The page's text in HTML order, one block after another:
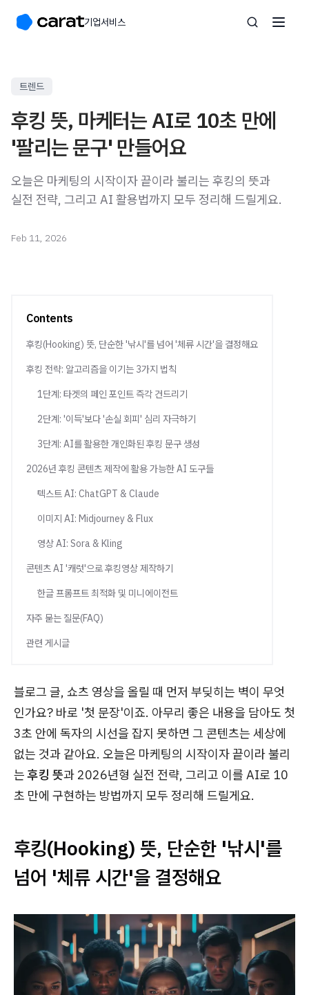
기업서비스
트렌드
후킹 뜻, 마케터는 AI로 10초 만에
'팔리는 문구' 만들어요
오늘은 마케팅의 시작이자 끝이라 불리는 후킹의 뜻과
실전 전략, 그리고 AI 활용법까지 모두 정리해 드릴게요.
Feb 11, 2026
Contents
후킹(Hooking) 뜻, 단순한 '낚시'를 넘어 '체류 시간'을 결정해요
후킹 전략: 알고리즘을 이기는 3가지 법칙
1단계: 타겟의 페인 포인트 즉각 건드리기
2단계: '이득'보다 '손실 회피' 심리 자극하기
3단계: AI를 활용한 개인화된 후킹 문구 생성
2026년 후킹 콘텐츠 제작에 활용 가능한 AI 도구들
텍스트 AI: ChatGPT & Claude
이미지 AI: Midjourney & Flux
영상 AI: Sora & Kling
콘텐츠 AI '캐럿'으로 후킹영상 제작하기
한글 프롬프트 최적화 및 미니에이전트
자주 묻는 질문(FAQ)
관련 게시글
블로그 글, 쇼츠 영상을 올릴 때 먼저 부딪히는 벽이 무엇
인가요? 바로 '첫 문장'이죠. 아무리 좋은 내용을 담아도 첫
3초 안에 독자의 시선을 잡지 못하면 그 콘텐츠는 세상에
없는 것과 같아요. 오늘은 마케팅의 시작이자 끝이라 불리
는후킹 뜻과 2026년형 실전 전략, 그리고 이를 AI로 10
초 만에 구현하는 방법까지 모두 정리해 드릴게요.
후킹(Hooking) 뜻, 단순한 '낚시'를
넘어 '체류 시간'을 결정해요